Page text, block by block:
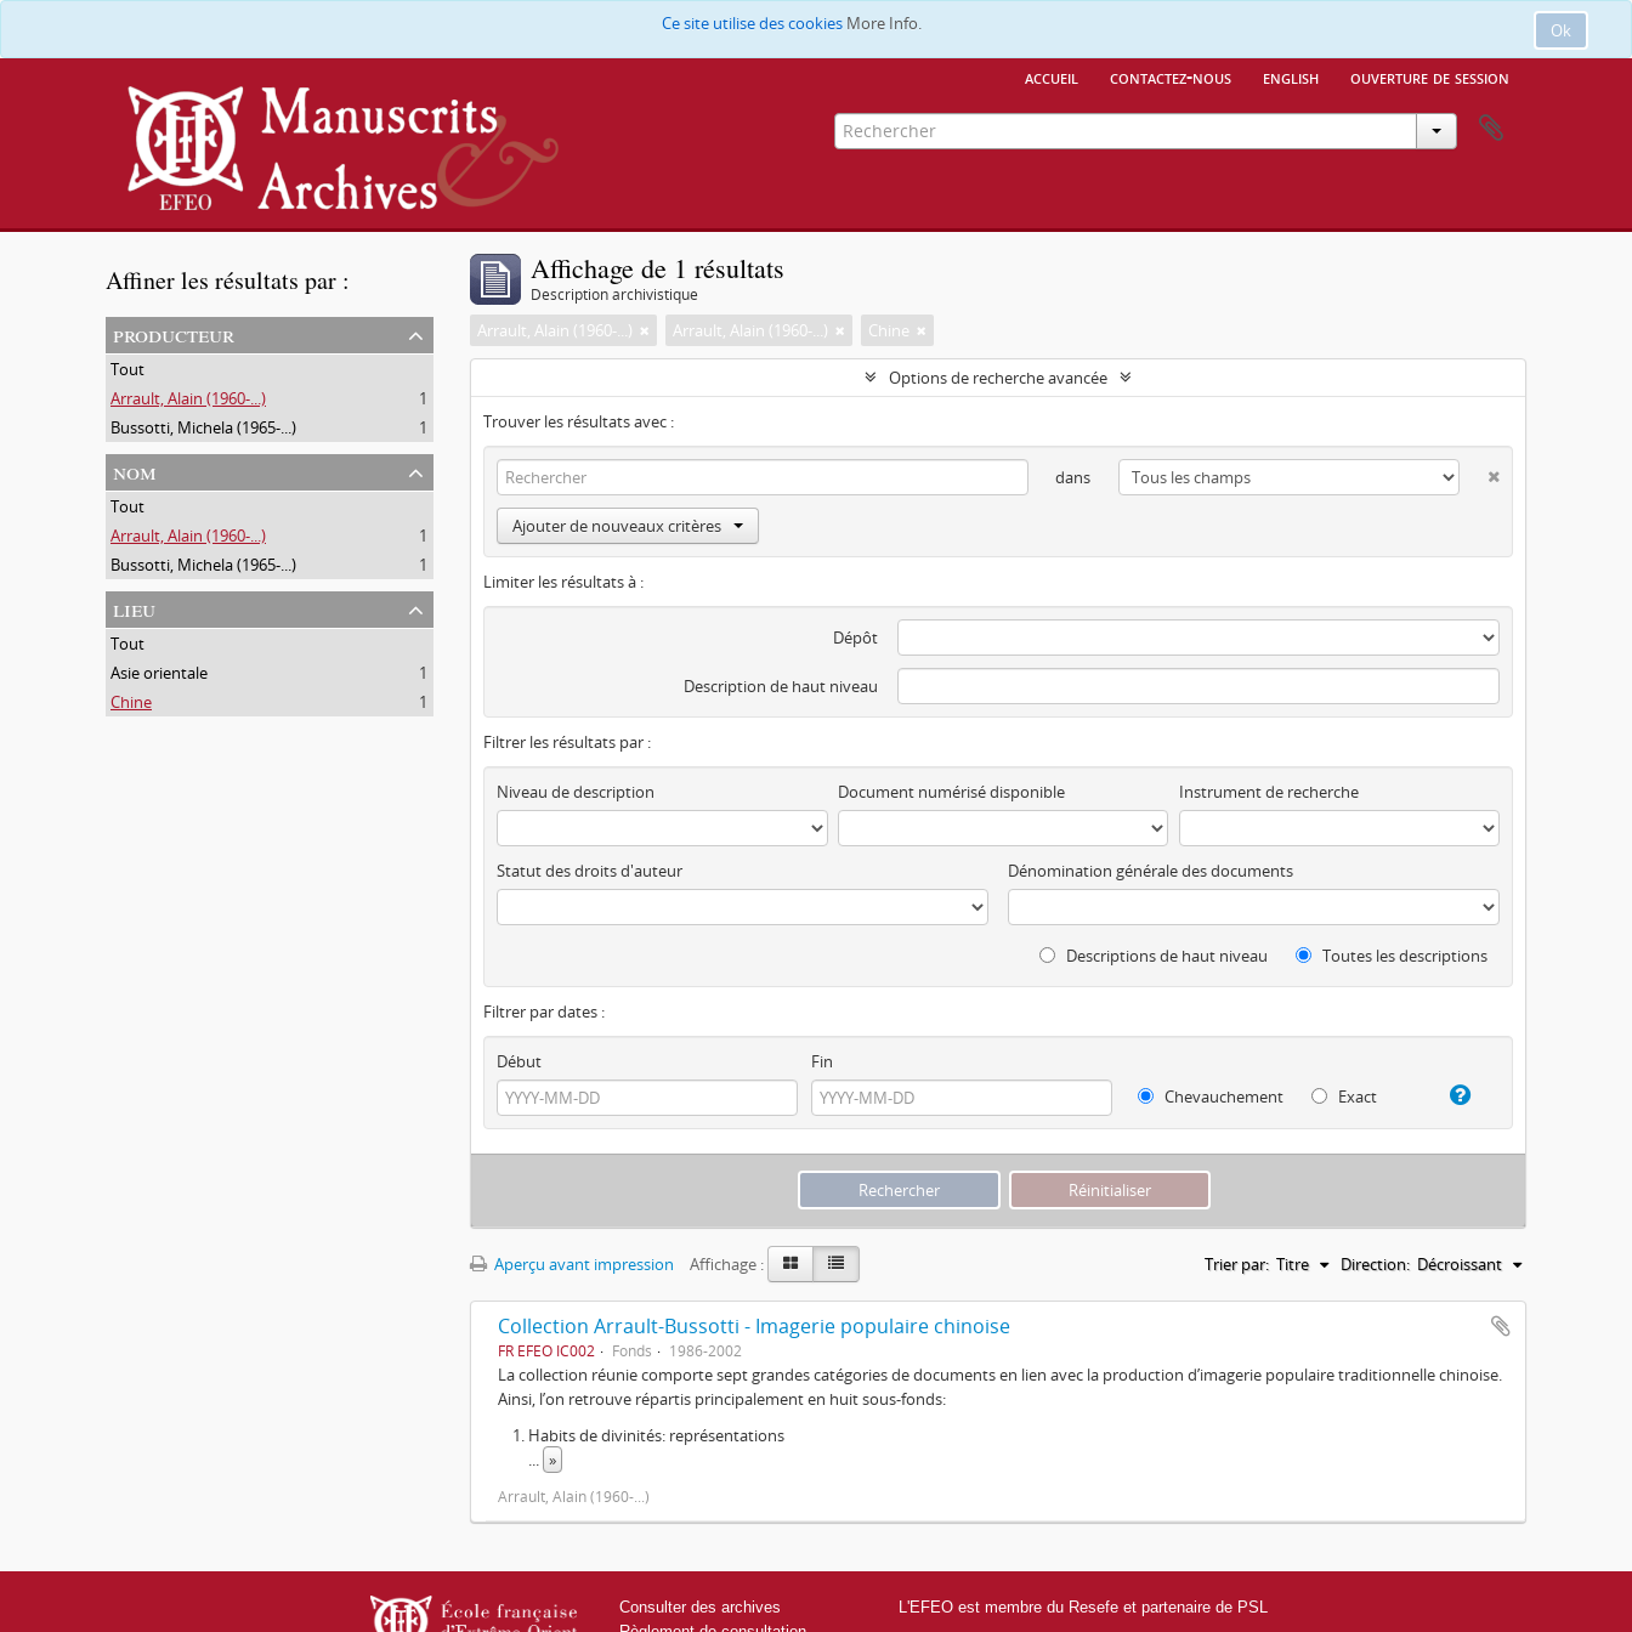
Ok
Ce site utilise des cookies More Info.
accueil contactez-nous english ouverture de session
Affiner les résultats par :
producteur
Tout
Arrault, Alain (1960-...)
1
Bussotti, Michela (1965-...)
1
nom
Tout
Arrault, Alain (1960-...)
1
Bussotti, Michela (1965-...)
1
lieu
Tout
Asie orientale
1
Chine
1
Affichage de 1 résultats
Description archivistique
Arrault, Alain (1960-...) Arrault, Alain (1960-...) Chine
Options de recherche avancée
Trouver les résultats avec :
dans
Ajouter de nouveaux critères
Limiter les résultats à :
Dépôt
Description de haut niveau
Filtrer les résultats par :
Niveau de description Document numérisé disponible Instrument de recherche
Statut des droits d'auteur Dénomination générale des documents
Descriptions de haut niveau Toutes les descriptions
Filtrer par dates :
Début
Fin
Chevauchement
Exact
Aperçu avant impression Affichage : Trier par: Titre Direction: Décroissant
Collection Arrault-Bussotti - Imagerie populaire chinoise
FR EFEO IC002 Fonds 1986-2002
La collection réunie comporte sept grandes catégories de documents en lien avec la production d’imagerie populaire traditionnelle chinoise.
Ainsi, l’on retrouve répartis principalement en huit sous-fonds:
Habits de divinités: représentations
... »
Arrault, Alain (1960-...)
Consulter des archives
L'EFEO est membre du Resefe et partenaire de PSL